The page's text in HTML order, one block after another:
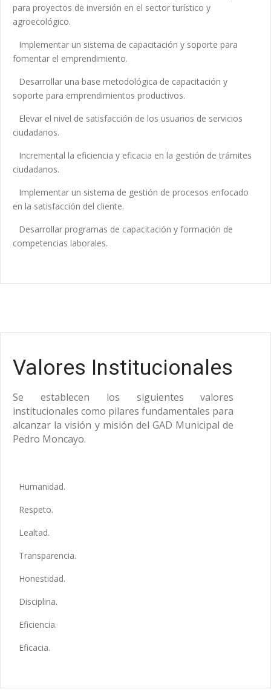
para proyectos de inversión en el sector turístico y
agroecológico.
Implementar un sistema de capacitación y soporte para
fomentar el emprendimiento.
Desarrollar una base metodológica de capacitación y
soporte para emprendimientos productivos.
Elevar el nivel de satisfacción de los usuarios de servicios
ciudadanos.
Incremental la eficiencia y eficacia en la gestión de trámites
ciudadanos.
Implementar un sistema de gestión de procesos enfocado
en la satisfacción del cliente.
Desarrollar programas de capacitación y formación de
competencias laborales.
Valores Institucionales
Se establecen los siguientes valores
institucionales como pilares fundamentales para
alcanzar la visión y misión del GAD Municipal de
Pedro Moncayo.
Humanidad.
Respeto.
Lealtad.
Transparencia.
Honestidad.
Disciplina.
Eficiencia.
Eficacia.